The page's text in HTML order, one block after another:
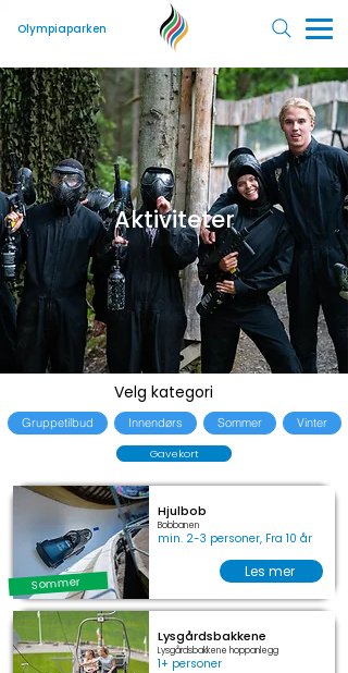
Olympiaparken
Aktiviteter
Velg kategori
Gruppetilbud Innendørs Sommer Vinter
Gavekort
Sommer
Hjulbob
Bobbanen
min. 2-3 personer, Fra 10 år
Les mer
Lysgårdsbakkene
Lysgårdsbakkene hoppanlegg
1+ personer